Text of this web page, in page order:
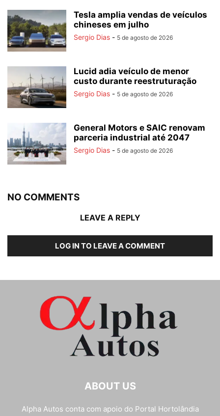
Tesla amplia vendas de veículos
chineses em julho
Sergio Dias - 5 de agosto de 2026
Lucid adia veículo de menor
custo durante reestruturação
Sergio Dias - 5 de agosto de 2026
General Motors e SAIC renovam
parceria industrial até 2047
Sergio Dias - 5 de agosto de 2026
NO COMMENTS
LEAVE A REPLY
LOG IN TO LEAVE A COMMENT
ABOUT US
Alpha Autos conta com apoio do Portal Hortolândia